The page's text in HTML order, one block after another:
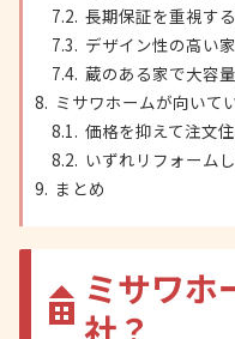
長期保証を重視す
デザイン性の高い
蔵のある家で大容
ミサワホームが向いて
価格を抑えて注文
いずれリフォーム
まとめ
ミサワホ
社？